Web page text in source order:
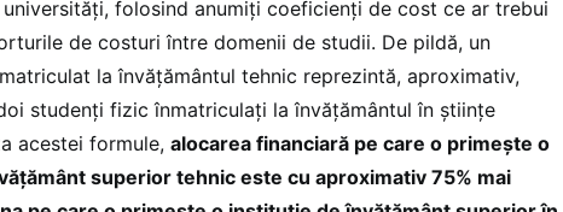
folosind anumiți coeficienți de cost ce ar trebui
de costuri între domenii de studii. De pildă, un
la învățământul tehnic reprezintă, aproximativ,
studenți fizic înmatriculați la învățământul în științe
acestei formule, alocarea financiară pe care o primește o
superior tehnic este cu aproximativ 75% mai